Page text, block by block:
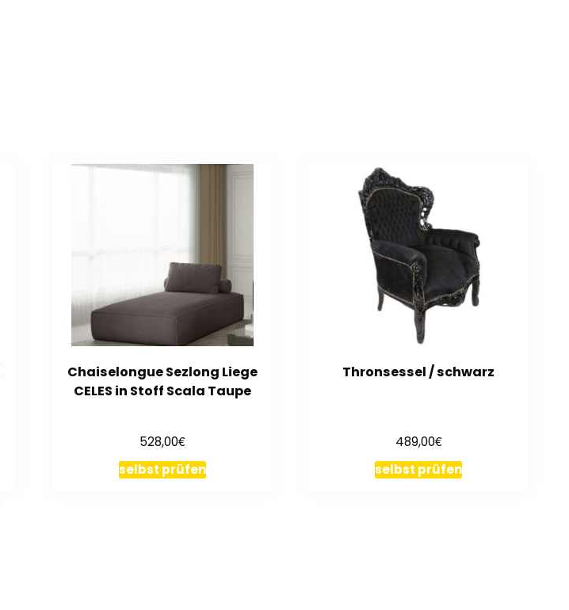
Chaiselongue Sezlong Liege
CELES in Stoff Scala Taupe
528,00€
selbst prüfen
Thronsessel / schwarz
489,00€
selbst prüfen